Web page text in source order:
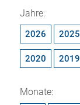
Jahre:
2026 2025
2020 2019
Monate: